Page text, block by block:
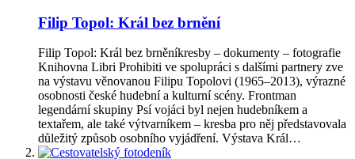
Filip Topol: Král bez brnění
Filip Topol: Král bez brněníkresby – dokumenty – fotografie
Knihovna Libri Prohibiti ve spolupráci s dalšími partnery zve
na výstavu věnovanou Filipu Topolovi (1965–2013), výrazné
osobnosti české hudební a kulturní scény. Frontman
legendární skupiny Psí vojáci byl nejen hudebníkem a
textařem, ale také výtvarníkem – kresba pro něj představovala
důležitý způsob osobního vyjádření. Výstava Král…